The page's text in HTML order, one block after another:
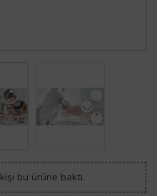
kişi bu ürüne baktı.